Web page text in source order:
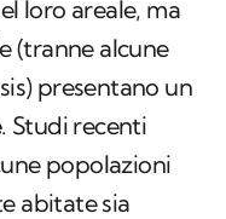
loro areale, ma
(tranne alcune
) presentano un
. Studi recenti
popolazioni
abitate sia